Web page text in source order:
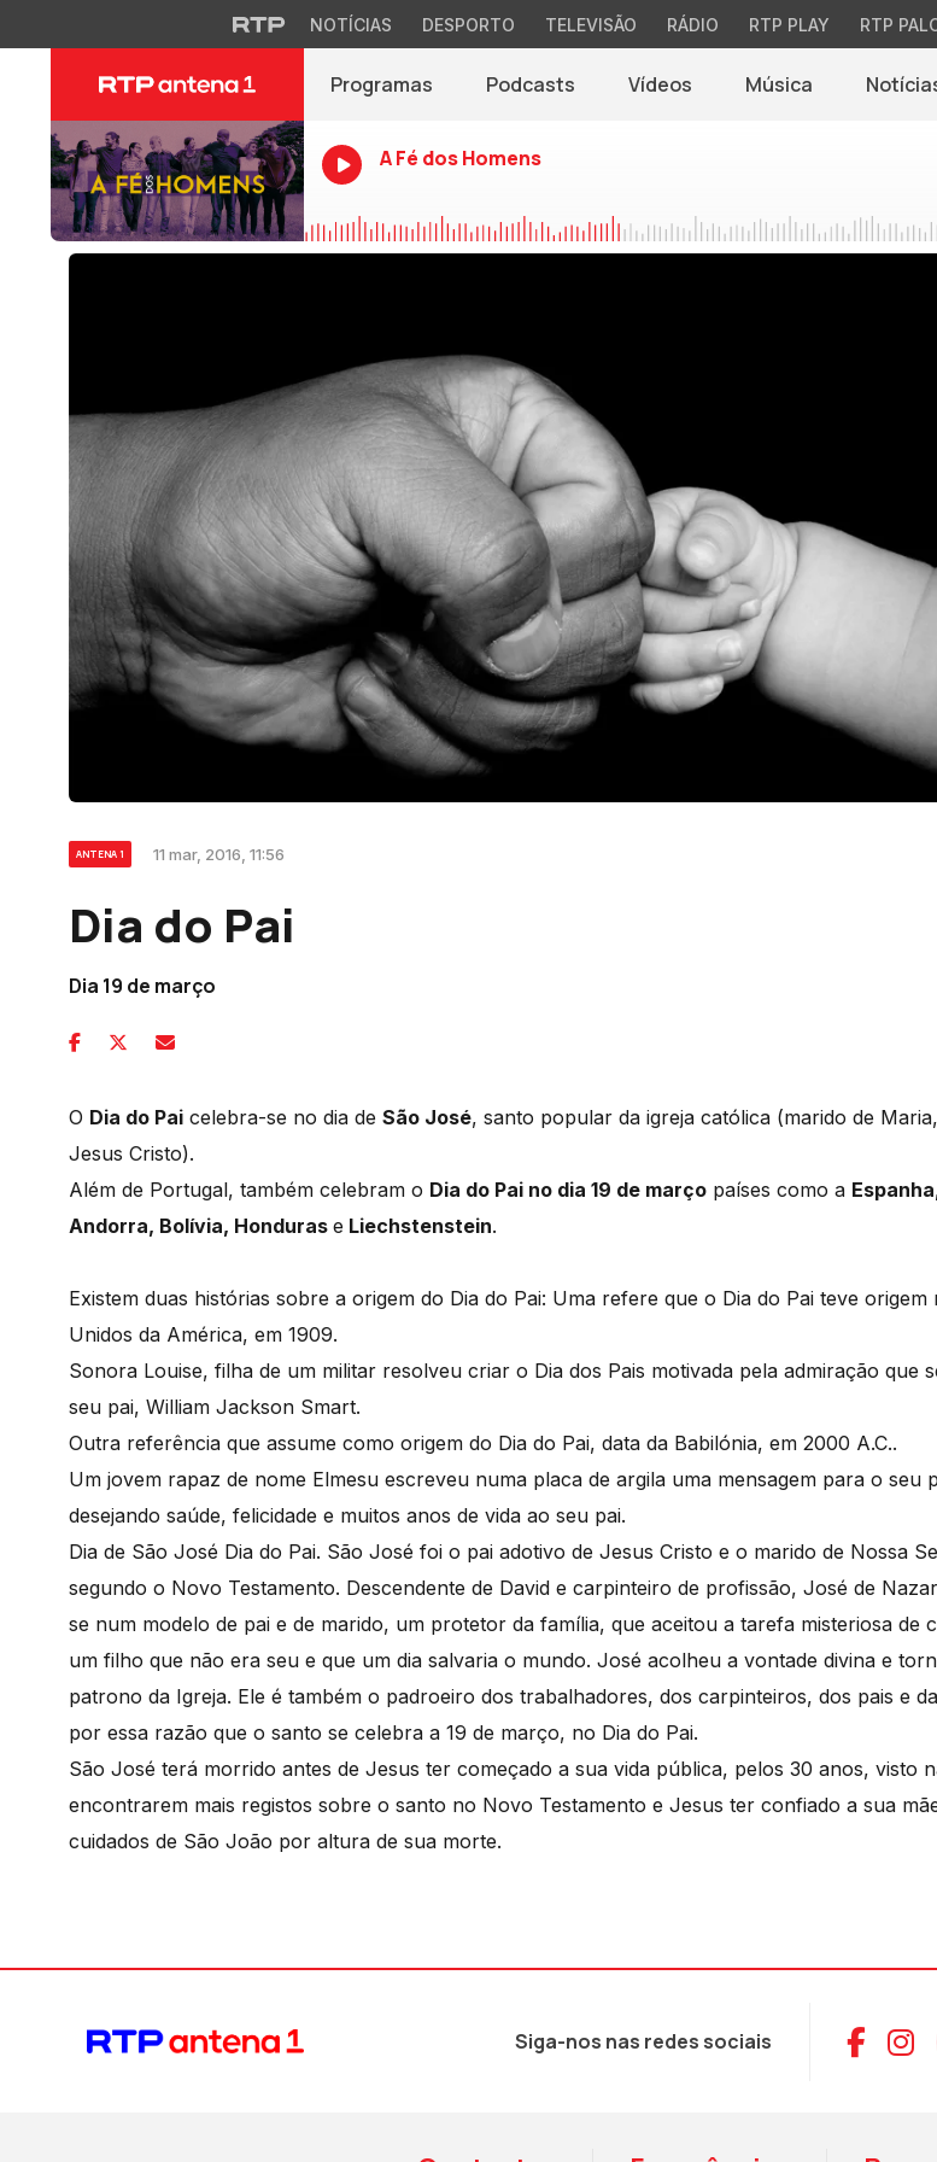
NOTÍCIAS DESPORTO TELEVISÃO RÁDIO RTP PLAY RTP
Programas Podcasts Vídeos Música
A Fé dos Homens
ANTENA 1 11 mar, 2016, 11:56
Dia do Pai
Dia 19 de março
O Dia do Pai celebra-se no dia de São José, santo popular da igreja católica (marido de
Jesus Cristo).
Além de Portugal, também celebram o Dia do Pai no dia 19 de março países como a
Andorra, Bolívia, Honduras e Liechstenstein.
Existem duas histórias sobre a origem do Dia do Pai: Uma refere que o Dia do Pai teve origem
Unidos da América, em 1909.
Sonora Louise, filha de um militar resolveu criar o Dia dos Pais motivada pela admiração que
seu pai, William Jackson Smart.
Outra referência que assume como origem do Dia do Pai, data da Babilónia, em 2000 A.C..
Um jovem rapaz de nome Elmesu escreveu numa placa de argila uma mensagem para o seu
desejando saúde, felicidade e muitos anos de vida ao seu pai.
Dia de São José Dia do Pai. São José foi o pai adotivo de Jesus Cristo e o marido de Nossa
segundo o Novo Testamento. Descendente de David e carpinteiro de profissão, José de
se num modelo de pai e de marido, um protetor da família, que aceitou a tarefa misteriosa de
um filho que não era seu e que um dia salvaria o mundo. José acolheu a vontade divina e
patrono da Igreja. Ele é também o padroeiro dos trabalhadores, dos carpinteiros, dos pais e
por essa razão que o santo se celebra a 19 de março, no Dia do Pai.
São José terá morrido antes de Jesus ter começado a sua vida pública, pelos 30 anos, visto
encontrarem mais registos sobre o santo no Novo Testamento e Jesus ter confiado a sua
cuidados de São João por altura de sua morte.
Siga-nos nas redes sociais